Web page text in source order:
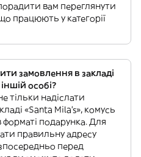
вам переглянути
працюють у категорії
замовлення в закладі
особі?
тільки надіслати
«Santa Mila's», комусь
подарунка. Для
правильну адресу
перед